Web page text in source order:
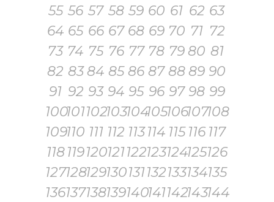
55 56 57 58 59 60 61 62 63
64 65 66 67 68 69 70 71 72
73 74 75 76 77 78 79 80 81
82 83 84 85 86 87 88 89 90
91 92 93 94 95 96 97 98 99
100101102103104105106107108
109110 111 112 113 114 115 116 117
118 119120121122123124125126
127128129130131132133134135
136137138139140141142143144